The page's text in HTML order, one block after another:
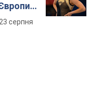
серпня